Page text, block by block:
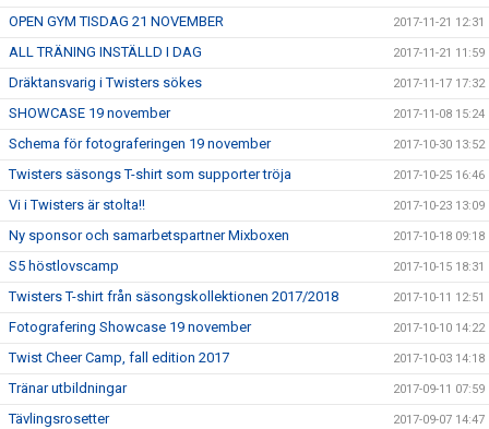
OPEN GYM TISDAG 21 NOVEMBER 2017-11-21 12:31
ALL TRÄNING INSTÄLLD I DAG 2017-11-21 11:59
Dräktansvarig i Twisters sökes 2017-11-17 17:32
SHOWCASE 19 november 2017-11-08 15:24
Schema för fotograferingen 19 november 2017-10-30 13:52
Twisters säsongs T-shirt som supporter tröja 2017-10-25 16:46
Vi i Twisters är stolta!! 2017-10-23 13:09
Ny sponsor och samarbetspartner Mixboxen 2017-10-18 09:18
S5 höstlovscamp 2017-10-15 18:31
Twisters T-shirt från säsongskollektionen 2017/2018 2017-10-11 12:51
Fotografering Showcase 19 november 2017-10-10 14:22
Twist Cheer Camp, fall edition 2017 2017-10-03 14:18
Tränar utbildningar 2017-09-11 07:59
Tävlingsrosetter 2017-09-07 14:47